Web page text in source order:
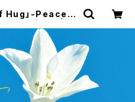
Hug」-Peacefu
クショップ｜ヒー
CD・楽譜・演奏会
・楽曲制作